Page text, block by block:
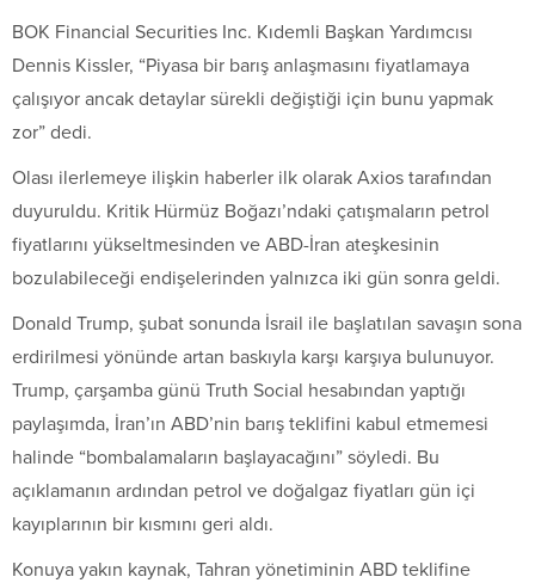
BOK Financial Securities Inc. Kıdemli Başkan Yardımcısı
Dennis Kissler, “Piyasa bir barış anlaşmasını fiyatlamaya
çalışıyor ancak detaylar sürekli değiştiği için bunu yapmak
zor” dedi.
Olası ilerlemeye ilişkin haberler ilk olarak Axios tarafından
duyuruldu. Kritik Hürmüz Boğazı’ndaki çatışmaların petrol
fiyatlarını yükseltmesinden ve ABD-İran ateşkesinin
bozulabileceği endişelerinden yalnızca iki gün sonra geldi.
Donald Trump, şubat sonunda İsrail ile başlatılan savaşın sona
erdirilmesi yönünde artan baskıyla karşı karşıya bulunuyor.
Trump, çarşamba günü Truth Social hesabından yaptığı
paylaşımda, İran’ın ABD’nin barış teklifini kabul etmemesi
halinde “bombalamaların başlayacağını” söyledi. Bu
açıklamanın ardından petrol ve doğalgaz fiyatları gün içi
kayıplarının bir kısmını geri aldı.
Konuya yakın kaynak, Tahran yönetiminin ABD teklifine